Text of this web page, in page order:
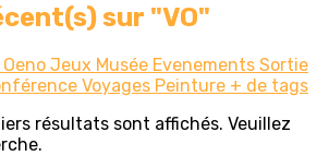
sur "VO"
Oeno Jeux Musée Evenements Sortie
Voyages Peinture + de tags
résultats sont affichés. Veuillez